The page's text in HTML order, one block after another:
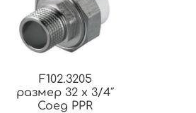
F102.3205
размер 32 x 3/4″
Соед PPR